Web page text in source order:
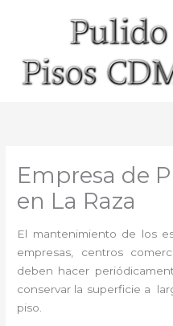
Empresa de
en La Raza
El mantenimiento de los
empresas, centros
deben hacer
conservar la superficie a
piso.